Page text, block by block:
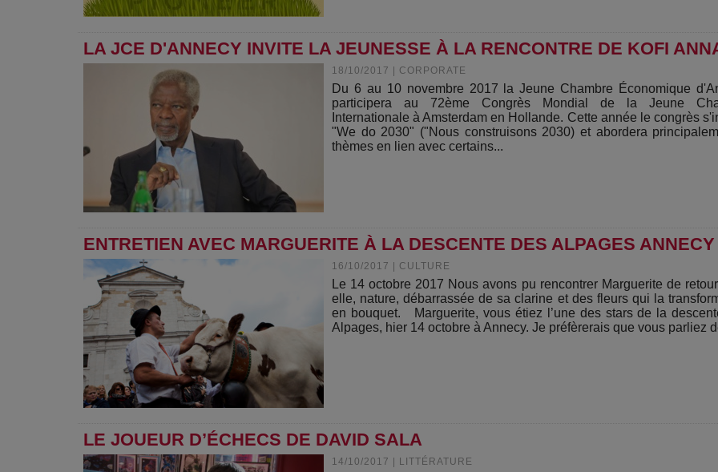
LA JCE D'ANNECY INVITE LA JEUNESSE À LA RENCONTRE DE KOFI
18/10/2017 CORPORATE
Du 6 au 10 novembre 2017 la Jeune Chambre Économique
participera au 72ème Congrès Mondial de la Jeune
Internationale à Amsterdam en Hollande. Cette année le congrès
"We do 2030" ("Nous construisons 2030) et abordera
thèmes en lien avec certains...
ENTRETIEN AVEC MARGUERITE À LA DESCENTE DES ALPAGES ANNECY
16/10/2017 CULTURE
Le 14 octobre 2017 Nous avons pu rencontrer Marguerite de
elle, nature, débarrassée de sa clarine et des fleurs qui la
en bouquet. Marguerite, vous étiez l’une des stars de la
Alpages, hier 14 octobre à Annecy. Je préfèrerais que vous parliez
LE JOUEUR D’ÉCHECS DE DAVID SALA
14/10/2017 LITTÉRATURE